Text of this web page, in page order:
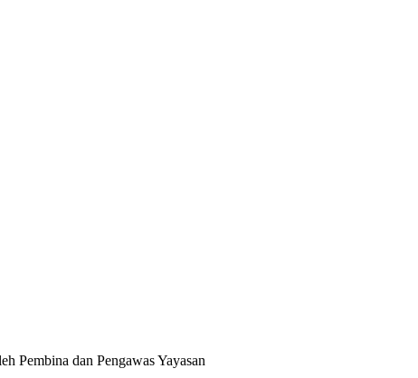
Pembina dan Pengawas Yayasan